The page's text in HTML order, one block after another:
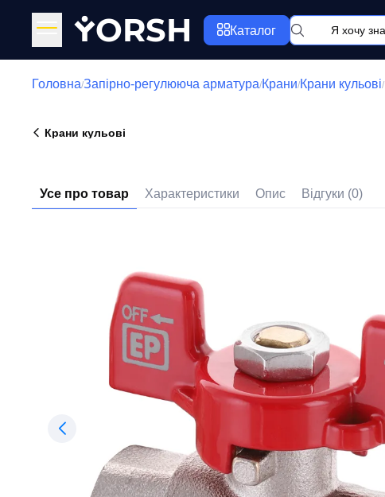
YORSH Каталог
Головна/Запірно-регулююча арматура/Крани/Крани кульові/
Крани кульові
Усе про товар Характеристики Опис Відгуки (0)